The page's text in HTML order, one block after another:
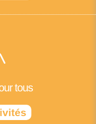
tous